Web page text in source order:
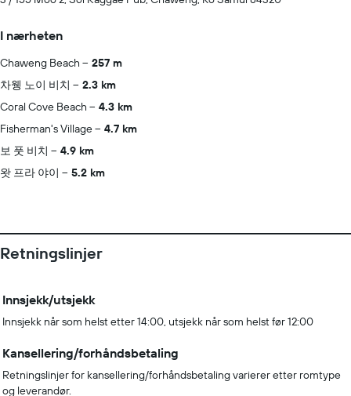
I nærheten
Chaweng Beach
257 m
차웽 노이 비치
2.3 km
Coral Cove Beach
4.3 km
Fisherman's Village
4.7 km
보 풋 비치
4.9 km
왓 프라 야이
5.2 km
Retningslinjer
Innsjekk/utsjekk
Innsjekk når som helst etter 14:00, utsjekk når som helst før 12:00
Kansellering/forhåndsbetaling
Retningslinjer for kansellering/forhåndsbetaling varierer etter romtype
og leverandør.